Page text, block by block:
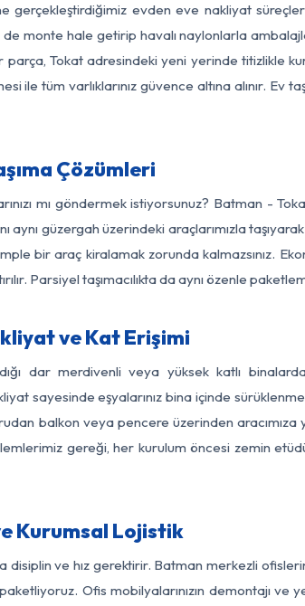
gerçekleştirdiğimiz evden eve nakliyat
monte hale getirip havalı naylonlarla
Tokat adresindeki yeni yerinde titizlikle
ile tüm varlıklarınız güvence altına alınır.
Çözümleri
mı göndermek istiyorsunuz? Batman -
aynı güzergah üzerindeki araçlarımızla
bir araç kiralamak zorunda kalmazsınız.
Parsiyel taşımacılıkta da aynı özenle
ve Kat Erişimi
dar merdivenli veya yüksek katlı
sayesinde eşyalarınız bina içinde
balkon veya pencere üzerinden
gereği, her kurulum öncesi zemin
Kurumsal Lojistik
disiplin ve hız gerektirir. Batman merkezli
Ofis mobilyalarınızın demontajı ve